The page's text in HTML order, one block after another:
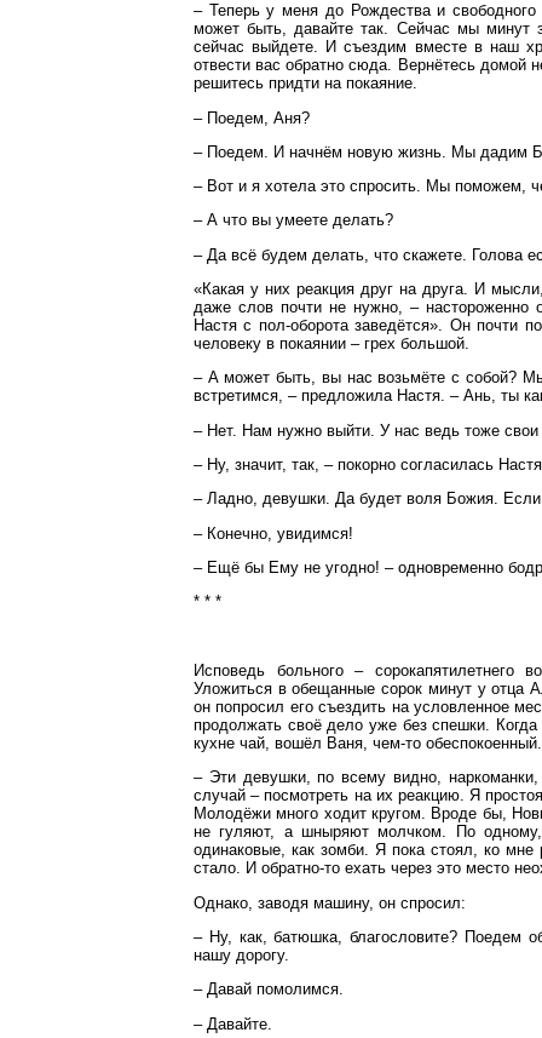
– Теперь у меня до Рождества и
может быть, давайте так. Сейчас мы минут
сейчас выйдете. И съездим вместе в наш
отвести вас обратно сюда. Вернётесь домой
решитесь придти на покаяние.
– Поедем, Аня?
– Поедем. И начнём новую жизнь. Мы дадим
– Вот и я хотела это спросить. Мы поможем,
– А что вы умеете делать?
– Да всё будем делать, что скажете. Голова
«Какая у них реакция друг на друга. И
даже слов почти не нужно, – настороженно
Настя с пол-оборота заведётся». Он почти
человеку в покаянии – грех большой.
– А может быть, вы нас возьмёте с собой?
встретимся, – предложила Настя. – Ань, ты
– Нет. Нам нужно выйти. У нас ведь тоже
– Ну, значит, так, – покорно согласилась
– Ладно, девушки. Да будет воля Божия.
– Конечно, увидимся!
– Ещё бы Ему не угодно! – одновременно
* * *
Исповедь больного – сорокапятилетнего
Уложиться в обещанные сорок минут у отца
он попросил его съездить на условленное
продолжать своё дело уже без спешки.
кухне чай, вошёл Ваня, чем-то
– Эти девушки, по всему видно,
случай – посмотреть на их реакцию. Я
Молодёжи много ходит кругом. Вроде бы,
не гуляют, а шныряют молчком. По
одинаковые, как зомби. Я пока стоял, ко
стало. И обратно-то ехать через это место
Однако, заводя машину, он спросил:
– Ну, как, батюшка, благословите? Поедем
нашу дорогу.
– Давай помолимся.
– Давайте.